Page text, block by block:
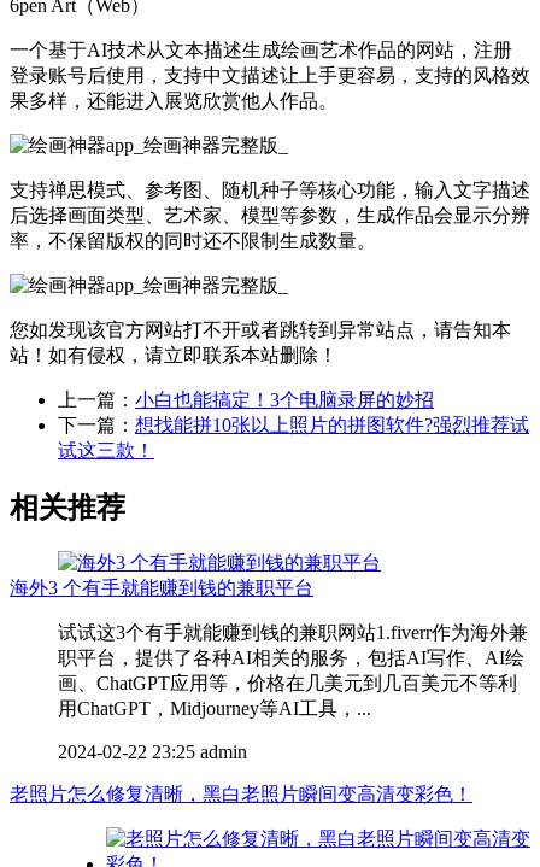
6pen Art（Web）
一个基于AI技术从文本描述生成绘画艺术作品的网站，注册
登录账号后使用，支持中文描述让上手更容易，支持的风格效
果多样，还能进入展览欣赏他人作品。
支持禅思模式、参考图、随机种子等核心功能，输入文字描述
后选择画面类型、艺术家、模型等参数，生成作品会显示分辨
率，不保留版权的同时还不限制生成数量。
您如发现该官方网站打不开或者跳转到异常站点，请告知本
站！如有侵权，请立即联系本站删除！
上一篇： 小白也能搞定！3个电脑录屏的妙招
下一篇： 想找能拼10张以上照片的拼图软件?强烈推荐试
试这三款！
相关推荐
海外3 个有手就能赚到钱的兼职平台
试试这3个有手就能赚到钱的兼职网站1.fiverr作为海外兼
职平台，提供了各种AI相关的服务，包括AI写作、AI绘
画、ChatGPT应用等，价格在几美元到几百美元不等利
用ChatGPT，Midjourney等AI工具，...
2024-02-22 23:25 admin
老照片怎么修复清晰，黑白老照片瞬间变高清变彩色！